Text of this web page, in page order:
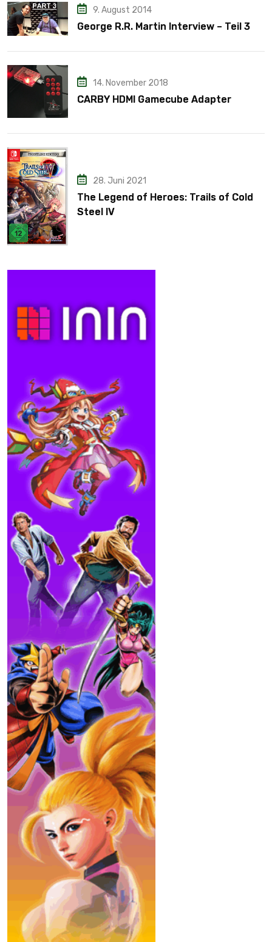
9. August 2014
George R.R. Martin Interview – Teil 3
14. November 2018
CARBY HDMI Gamecube Adapter
28. Juni 2021
The Legend of Heroes: Trails of Cold
Steel IV